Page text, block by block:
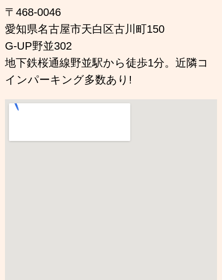
〒468-0046
愛知県名古屋市天白区古川町150
G-UP野並302
地下鉄桜通線野並駅から徒歩1分。近隣コ
インパーキング多数あり!